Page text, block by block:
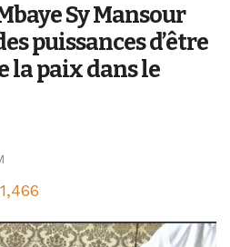
Sy Mansour
puissances d’être
la paix dans le
1,466